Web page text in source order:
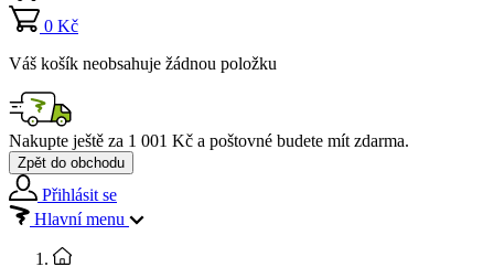
0 Kč
Váš košík neobsahuje žádnou položku
Nakupte ještě za 1 001 Kč a poštovné budete mít zdarma.
Zpět do obchodu
Přihlásit se
Hlavní menu